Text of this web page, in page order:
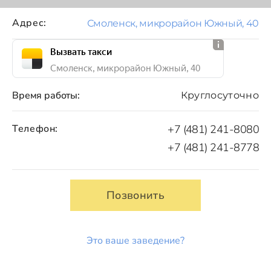
Время работы: Круглосуточно
Телефон:
+7 (481) 241-8080
+7 (481) 241-8778
Позвонить
Это ваше заведение?
Адрес: Смоленск, микрорайон Южный, 40
Вызвать такси
Смоленск, микрорайон Южный, 40